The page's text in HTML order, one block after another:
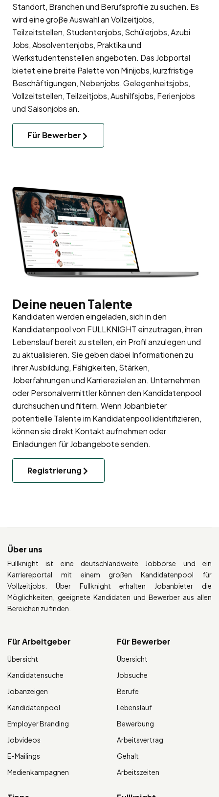
Standort, Branchen und Berufsprofile zu suchen. Es
wird eine große Auswahl an Vollzeitjobs,
Teilzeitstellen, Studentenjobs, Schülerjobs, Azubi
Jobs, Absolventenjobs, Praktika und
Werkstudentenstellen angeboten. Das Jobportal
bietet eine breite Palette von Minijobs, kurzfristige
Beschäftigungen, Nebenjobs, Gelegenheitsjobs,
Vollzeitstellen, Teilzeitjobs, Aushilfsjobs, Ferienjobs
und Saisonjobs an.
Für Bewerber
Deine neuen Talente
Kandidaten werden eingeladen, sich in den
Kandidatenpoolvon FULLKNIGHT einzutragen, ihren
Lebenslauf bereit zu stellen, ein Profil anzulegen und
zu aktualisieren. Sie geben dabei Informationen zu
ihrer Ausbildung, Fähigkeiten, Stärken,
Joberfahrungen und Karrierezielen an. Unternehmen
oder Personalvermittler können den Kandidatenpool
durchsuchen und filtern. Wenn Jobanbieter
potentielle Talente im Kandidatenpool identifizieren,
können sie direkt Kontakt aufnehmen oder
Einladungen für Jobangebote senden.
Registrierung
Über uns
Fullknight ist eine deutschlandweite Jobbörse und ein
Karriereportal mit einem großen Kandidatenpool für
Vollzeitjobs. Über Fullknight erhalten Jobanbieter die
Möglichkeiten, geeignete Kandidaten und Bewerber aus allen
Bereichen zu finden.
Für Arbeitgeber
Übersicht
Kandidatensuche
Jobanzeigen
Kandidatenpool
Employer Branding
Jobvideos
E-Mailings
Medienkampagnen
Für Bewerber
Übersicht
Jobsuche
Berufe
Lebenslauf
Bewerbung
Arbeitsvertrag
Gehalt
Arbeitszeiten